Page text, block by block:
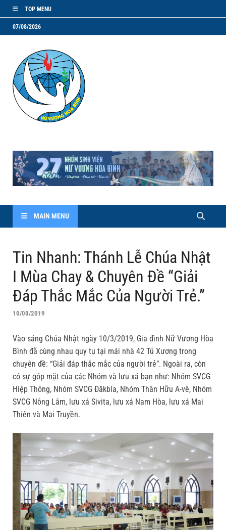
TOP MENU
07/08/2026
MAIN MENU
Tin Nhanh: Thánh Lễ Chúa Nhật
I Mùa Chay & Chuyên Đề “Giải
Đáp Thắc Mắc Của Người Trẻ.”
10/03/2019
Vào sáng Chúa Nhật ngày 10/3/2019, Gia đình Nữ Vương Hòa
Bình đã cùng nhau quy tụ tại mái nhà 42 Tú Xương trong
chuyên đề: “Giải đáp thắc mắc của người trẻ”. Ngoài ra, còn
có sự góp mặt của các Nhóm và lưu xá bạn như: Nhóm SVCG
Hiệp Thông, Nhóm SVCG Đăkbla, Nhóm Thân Hữu A-vê, Nhóm
SVCG Nông Lâm, lưu xá Sivita, lưu xá Nam Hòa, lưu xá Mai
Thiên và Mai Truyền.